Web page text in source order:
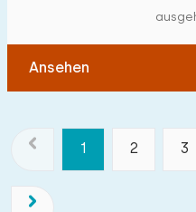
Ansehen
1 2 3